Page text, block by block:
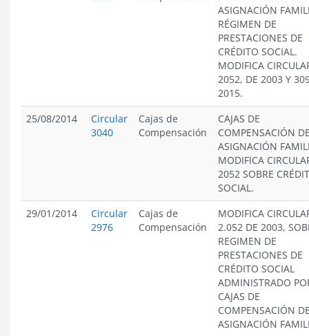
ASIGNACIÓN
RÉGIMEN DE
PRESTACIONES DE
CRÉDITO SOCIAL.
MODIFICA
2052, DE 2003 Y
2015.
25/08/2014
Circular
3040
Cajas de
Compensación
CAJAS DE
COMPENSACIÓN
ASIGNACIÓN
MODIFICA
2052 SOBRE
SOCIAL.
29/01/2014
Circular
2976
Cajas de
Compensación
MODIFICA
2.052 DE 2003,
REGIMEN DE
PRESTACIONES DE
CRÉDITO SOCIAL
ADMINISTRADO
CAJAS DE
COMPENSACIÓN
ASIGNACIÓN